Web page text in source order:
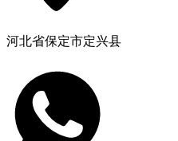
河北省保定市定兴县